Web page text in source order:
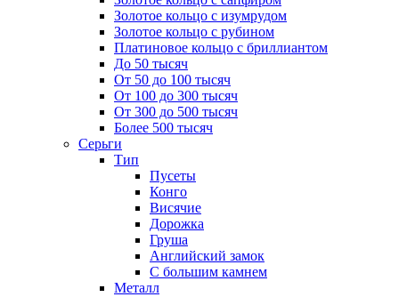
Золотое кольцо с изумрудом
Золотое кольцо с рубином
Платиновое кольцо с бриллиантом
До 50 тысяч
От 50 до 100 тысяч
От 100 до 300 тысяч
От 300 до 500 тысяч
Более 500 тысяч
Серьги
Тип
Пусеты
Конго
Висячие
Дорожка
Груша
Английский замок
С большим камнем
Металл